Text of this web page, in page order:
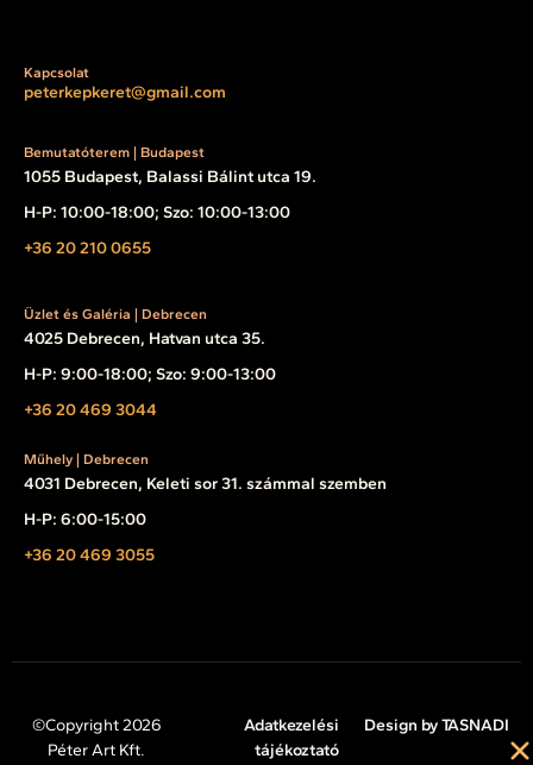
Kapcsolat
peterkepkeret@gmail.com
Bemutatóterem | Budapest
1055 Budapest, Balassi Bálint utca 19.
H-P: 10:00-18:00; Szo: 10:00-13:00
+36 20 210 0655
Üzlet és Galéria | Debrecen
4025 Debrecen, Hatvan utca 35.
H-P: 9:00-18:00; Szo: 9:00-13:00
+36 20 469 3044
Műhely | Debrecen
4031 Debrecen, Keleti sor 31. számmal szemben
H-P: 6:00-15:00
+36 20 469 3055
©Copyright 2026
Péter Art Kft.
Adatkezelési
tájékoztató
Design by TASNADI